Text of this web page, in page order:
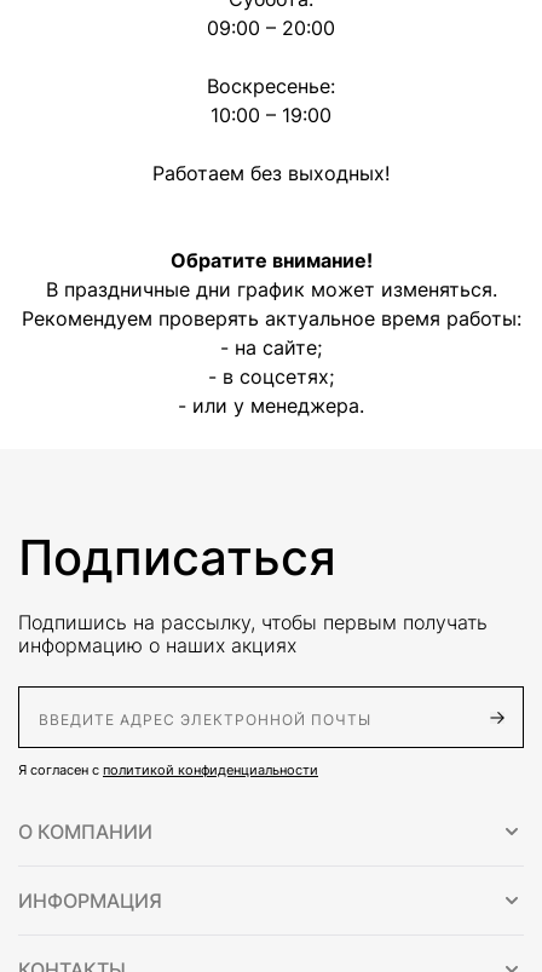
09:00 – 20:00
Воскресенье:
10:00 – 19:00
Работаем без выходных!
Обратите внимание!
В праздничные дни график может изменяться.
Рекомендуем проверять актуальное время работы:
- на сайте;
- в соцсетях;
- или у менеджера.
Подписаться
Подпишись на рассылку, чтобы первым получать
информацию о наших акциях
Я согласен с политикой конфиденциальности
О КОМПАНИИ
ИНФОРМАЦИЯ